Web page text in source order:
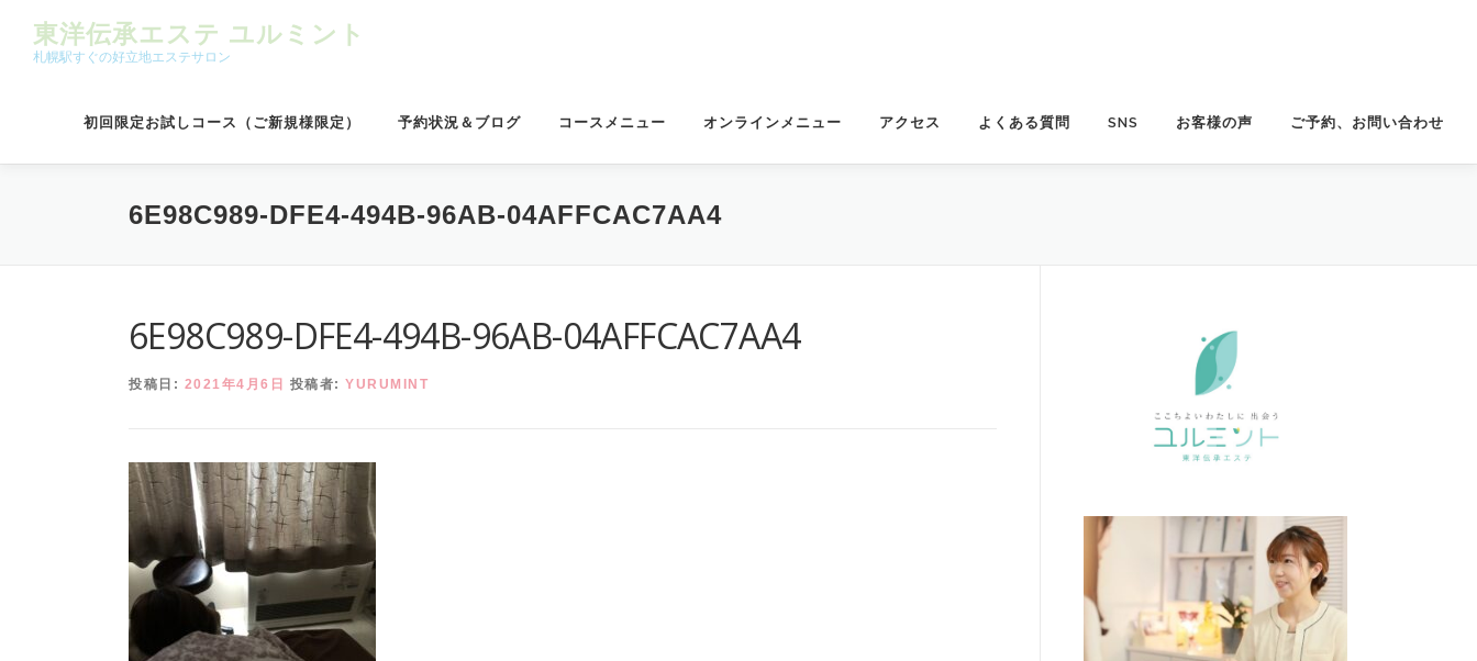
東洋伝承エステ ユルミント
札幌駅すぐの好立地エステサロン
初回限定お試しコース（ご新規様限定） 予約状況＆ブログ コースメニュー オンラインメニュー アクセス よくある質問 SNS お客様の声 ご予約、お問い合わせ
6E98C989-DFE4-494B-96AB-04AFFCAC7AA4
6E98C989-DFE4-494B-96AB-04AFFCAC7AA4
投稿日: 2021年4月6日 投稿者: YURUMINT